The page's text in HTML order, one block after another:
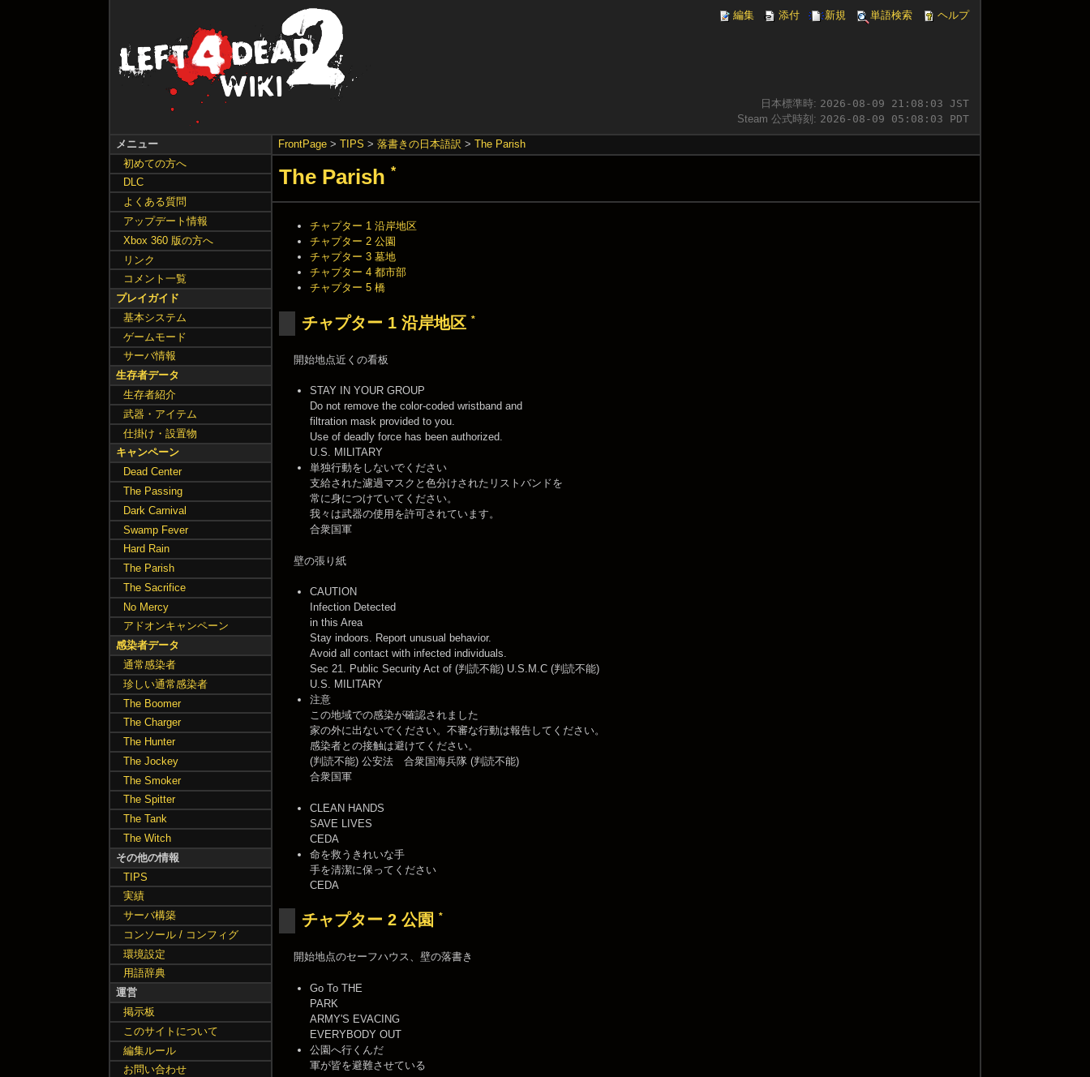
編集 添付 新規 単語検索 ヘルプ
日本標準時: 2026-08-09 21:08:04 JST
Steam 公式時刻: 2026-08-09 05:08:04 PDT
FrontPage> TIPS > 落書きの日本語訳 > The Parish
The Parish *
チャプター 1 沿岸地区
チャプター 2 公園
チャプター 3 墓地
チャプター 4 都市部
チャプター 5 橋
チャプター 1 沿岸地区 *
開始地点近くの看板
STAY IN YOUR GROUP
Do not remove the color-coded wristband and
filtration mask provided to you.
Use of deadly force has been authorized.
U.S. MILITARY
単独行動をしないでください
支給された濾過マスクと色分けされたリストバンドを
常に身につけていてください。
我々は武器の使用を許可されています。
合衆国軍
壁の張り紙
CAUTION
Infection Detected
in this Area
Stay indoors. Report unusual behavior.
Avoid all contact with infected individuals.
Sec 21. Public Security Act of (判読不能) U.S.M.C (判読不能)
U.S. MILITARY
注意
この地域での感染が確認されました
家の外に出ないでください。不審な行動は報告してください。
感染者との接触は避けてください。
(判読不能) 公安法 合衆国海兵隊 (判読不能)
合衆国軍
CLEAN HANDS
SAVE LIVES
CEDA
命を救うきれいな手
手を清潔に保ってください
CEDA
チャプター 2 公園 *
開始地点のセーフハウス、壁の落書き
Go To THE
PARK
ARMY'S EVACING
EVERYBODY OUT
公園へ行くんだ
軍が皆を避難させている
メニュー
初めての方へ
DLC
よくある質問
アップデート情報
Xbox 360 版の方へ
リンク
コメント一覧
プレイガイド
基本システム
ゲームモード
サーバ情報
生存者データ
生存者紹介
武器・アイテム
仕掛け・設置物
キャンペーン
Dead Center
The Passing
Dark Carnival
Swamp Fever
Hard Rain
The Parish
The Sacrifice
No Mercy
アドオンキャンペーン
感染者データ
通常感染者
珍しい通常感染者
The Boomer
The Charger
The Hunter
The Jockey
The Smoker
The Spitter
The Tank
The Witch
その他の情報
TIPS
実績
サーバ構築
コンソール / コンフィグ
環境設定
用語辞典
運営
掲示板
このサイトについて
編集ルール
お問い合わせ